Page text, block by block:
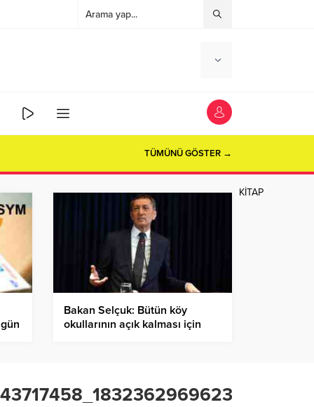
TÜMÜNÜ GÖSTER →
KİTAP
Bakan Selçuk: Bütün köy
okullarının açık kalması için